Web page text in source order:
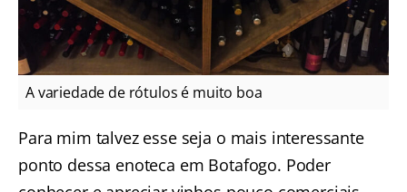
A variedade de rótulos é muito boa
Para mim talvez esse seja o mais interessante
ponto dessa enoteca em Botafogo. Poder